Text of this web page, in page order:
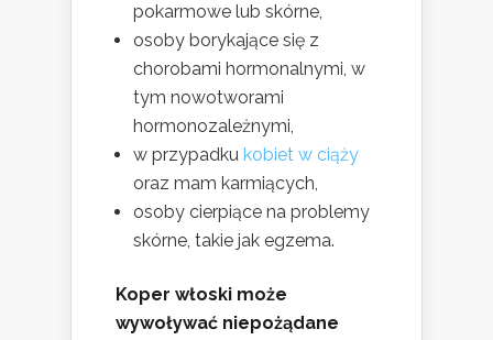
pokarmowe lub skórne,
osoby borykające się z
chorobami hormonalnymi, w
tym nowotworami
hormonozależnymi,
w przypadku kobiet w ciąży
oraz mam karmiących,
osoby cierpiące na problemy
skórne, takie jak egzema.
Koper włoski może
wywoływać niepożądane